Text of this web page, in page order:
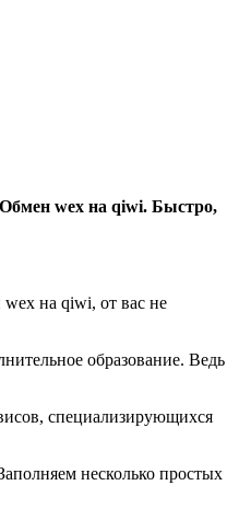
Обмен wex на qiwi. Быстро,
на qiwi, от вас не
образование. Ведь
специализирующихся
несколько простых